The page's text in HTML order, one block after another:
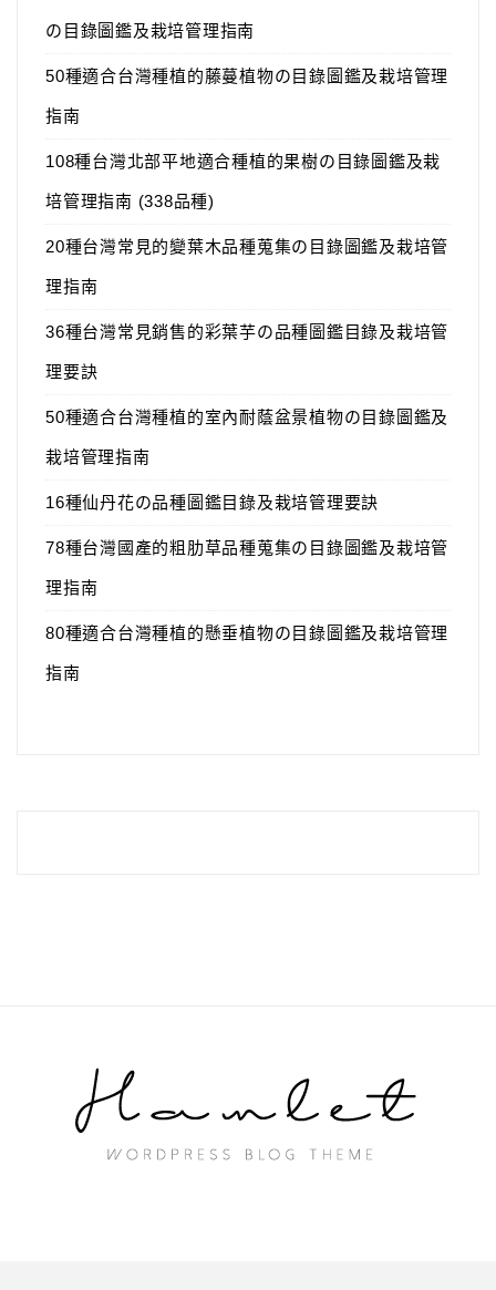
の目錄圖鑑及栽培管理指南
50種適合台灣種植的藤蔓植物の目錄圖鑑及栽培管理
指南
108種台灣北部平地適合種植的果樹の目錄圖鑑及栽
培管理指南 (338品種)
20種台灣常見的變葉木品種蒐集の目錄圖鑑及栽培管
理指南
36種台灣常見銷售的彩葉芋の品種圖鑑目錄及栽培管
理要訣
50種適合台灣種植的室內耐蔭盆景植物の目錄圖鑑及
栽培管理指南
16種仙丹花の品種圖鑑目錄及栽培管理要訣
78種台灣國產的粗肋草品種蒐集の目錄圖鑑及栽培管
理指南
80種適合台灣種植的懸垂植物の目錄圖鑑及栽培管理
指南